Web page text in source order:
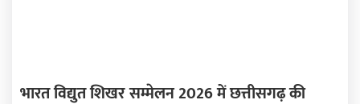
भारत विद्युत शिखर सम्मेलन 2026 में छत्तीसगढ़ की